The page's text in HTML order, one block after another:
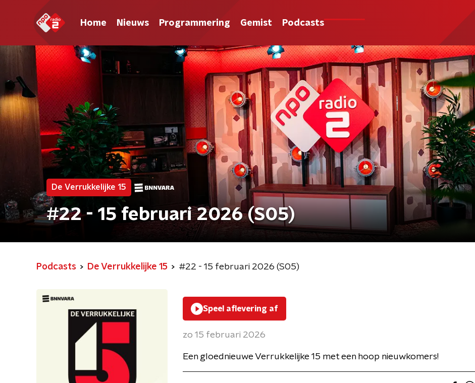
Home Nieuws Programmering Gemist Podcasts
De Verrukkelijke 15
#22 - 15 februari 2026 (S05)
Podcasts De Verrukkelijke 15 #22 - 15 februari 2026 (S05)
Speel aflevering af
zo 15 februari 2026
Een gloednieuwe Verrukkelijke 15 met een hoop nieuwkomers!